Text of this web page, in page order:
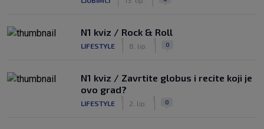
N1 kviz / Rock & Roll
LIFESTYLE 8. lip. 0
N1 kviz / Zavrtite globus i recite koji je
ovo grad?
LIFESTYLE 2. lip. 0